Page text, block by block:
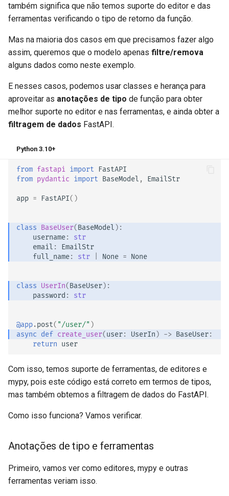
também significa que não temos suporte do editor e das
ferramentas verificando o tipo de retorno da função.
Mas na maioria dos casos em que precisamos fazer algo
assim, queremos que o modelo apenas filtre/remova
alguns dados como neste exemplo.
E nesses casos, podemos usar classes e herança para
aproveitar as anotações de tipo de função para obter
melhor suporte no editor e nas ferramentas, e ainda obter a
filtragem de dados FastAPI.
Python 3.10+
from fastapi import
FastAPI
from pydantic import BaseModel , EmailStr
app = FastAPI()
class BaseUser(BaseModel ):
username:
str
email :
EmailStr
full_name: str None = None
class UserIn(BaseUser):
password : str
@app.post( "/user/" )
async def create_user(user: UserIn ) -> BaseUser:
return user
Com isso, temos suporte de ferramentas, de editores e
mypy, pois este código está correto em termos de tipos,
mas também obtemos a filtragem de dados do FastAPI.
Como isso funciona? Vamos verificar. 🤓
Anotações de tipo e ferramentas
Primeiro, vamos ver como editores, mypy e outras
ferramentas veriam isso.